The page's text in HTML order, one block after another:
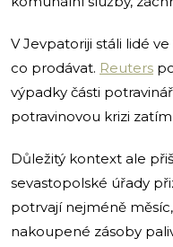
V Jevpatoriji stáli lidé
co prodávat. Reuters
výpadky části
potravinovou krizi
Důležitý kontext ale
sevastopolské úřady
potrvají nejméně
nakoupené zásoby